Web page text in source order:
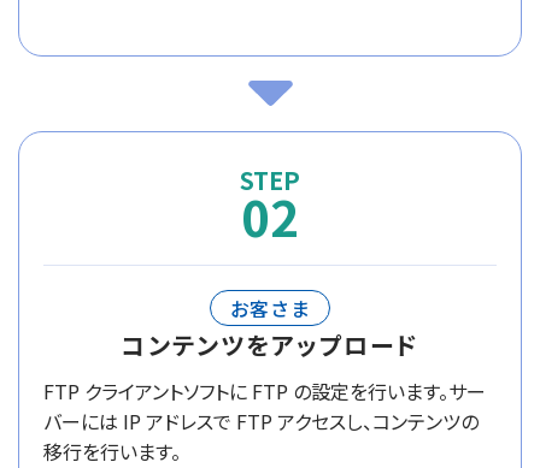
02
お客さま
コンテンツをアップロード
FTP クライアントソフトに FTP の設定を行います。サー
バーには IP アドレスで FTP アクセスし、コンテンツの
移行を行います。